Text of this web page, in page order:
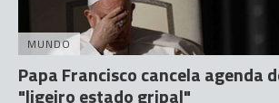
MUNDO
Papa Francisco cancela agenda
"ligeiro estado gripal"